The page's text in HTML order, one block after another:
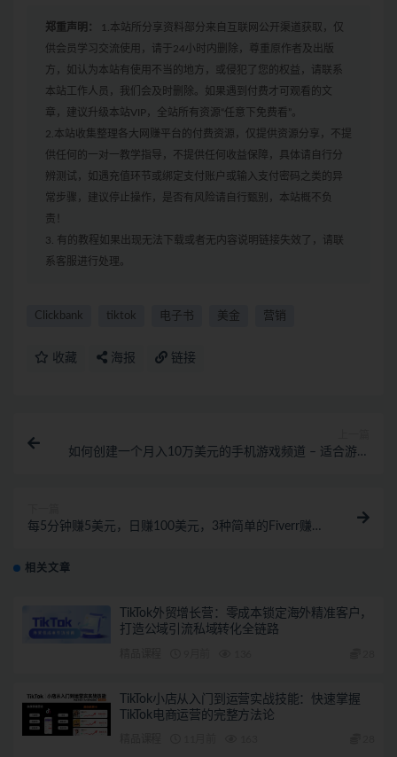
郑重声明：
1.本站所分享资料部分来自互联网公开渠道获取，仅
供会员学习交流使用，请于24小时内删除，尊重原作者及出版
方，如认为本站有使用不当的地方，或侵犯了您的权益，请联系
本站工作人员，我们会及时删除。如果遇到付费才可观看的文
章，建议升级本站VIP，全站所有资源“任意下免费看”。
2.本站收集整理各大网赚平台的付费资源，仅提供资源分享，不提
供任何的一对一教学指导，不提供任何收益保障，具体请自行分
辨测试，如遇充值环节或绑定支付账户或输入支付密码之类的异
常步骤，建议停止操作，是否有风险请自行甄别，本站概不负
责！
3. 有的教程如果出现无法下载或者无内容说明链接失效了，请联
系客服进行处理。
Clickbank tiktok 电子书 美金 营销
收藏 海报 链接
如何创建一个月入10万美元的手机游戏频道 – 适合游戏
每5分钟赚5美元，日赚100美元，3种简单的Fiverr赚钱
相关文章
TikTok外贸增长营：零成本锁定海外精准客户，
打造公域引流私域转化全链路
TikTok小店从入门到运营实战技能：快速掌握
TikTok电商运营的完整方法论